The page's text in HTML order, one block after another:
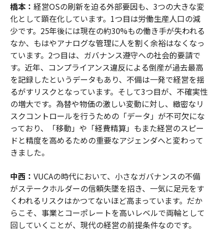
橋本： 経営OSの刷新を迫る外部要因も、3つの大きな変
化として顕在化しています。1つ目は労働生産人口の減
少です。25年後には現在の約30%もの働き手が失われる
なか、もはやアナログな管理に人を割く余裕はなくなっ
ています。2つ目は、ガバナンス遵守への社会的要請で
す。近年、コンプライアンス違反による倒産が過去最高
を記録したというデータもあり、不備は一発で経営を揺
るがすリスクとなっています。そして3つ目が、不確実性
の増大です。為替や物価の激しい変動に対し、緻密なリ
スクコントロールを行うための「データ」が不可欠にな
っており、「移動」や「経費精算」もまた経営のスピー
ドと精度を高めるための重要なアジェンダへと変わって
きました。
中西： VUCAの時代において、小さなガバナンスの不備
がステークホルダーの信頼失墜を招き、一気に足元をす
くわれるリスクはかつてないほど高まっています。だか
らこそ、事業とコーポレートを高いレベルで両輪として
回していくことが、現代の経営の前提条件なのです。